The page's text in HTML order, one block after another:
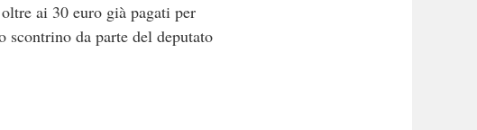
ai 30 euro già pagati per
da parte del deputato